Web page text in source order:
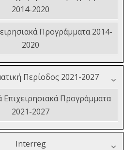
2014-2020
Προγράμματα 2014-
2020
Περίοδος 2021-2027
Επιχειρησιακά Προγράμματα
2021-2027
Interreg